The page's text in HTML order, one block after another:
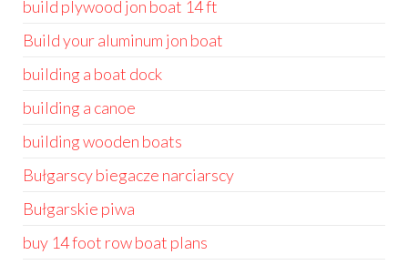
build plywood jon boat 14 ft
Build your aluminum jon boat
building a boat dock
building a canoe
building wooden boats
Bułgarscy biegacze narciarscy
Bułgarskie piwa
buy 14 foot row boat plans